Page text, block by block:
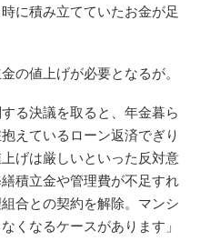
に積み立てていたお金が足
の値上げが必要となるが。
る決議を取ると、年金暮ら
えているローン返済でぎり
げは厳しいといった反対意
積立金や管理費が不足すれ
合との契約を解除。マンシ
くなるケースがあります」